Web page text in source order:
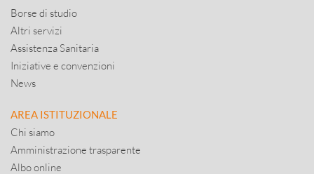
Borse di studio
Altri servizi
Assistenza Sanitaria
Iniziative e convenzioni
News
AREA ISTITUZIONALE
Chi siamo
Amministrazione trasparente
Albo online